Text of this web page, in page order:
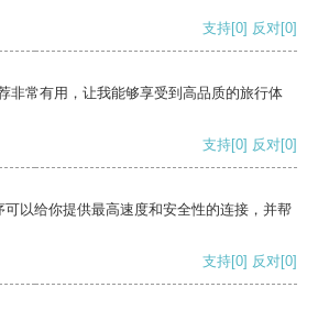
支持[0] 反对[0]
非常有用，让我能够享受到高品质的旅行体
支持[0] 反对[0]
以给你提供最高速度和安全性的连接，并帮
支持[0] 反对[0]